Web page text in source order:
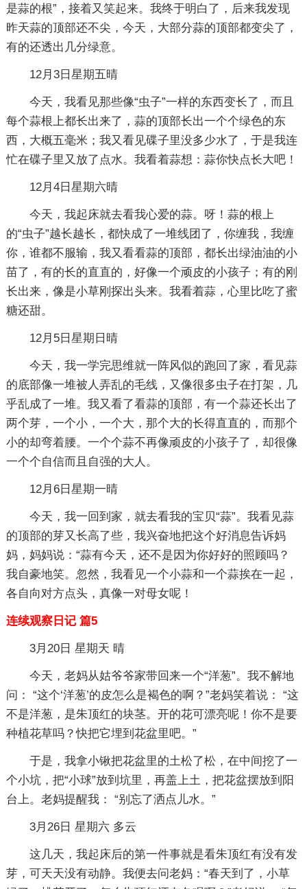
是蒜的根”，接着又笑起来。我终于明白了，后来我发现
昨天蒜的顶部还不尖，今天，大部分蒜的顶部都变尖了，
有的还透出几分绿意。
12月3日星期五晴
今天，我看见那些像“虫子”一样的东西变长了，而且
每个蒜根上都长出来了，蒜的顶部长出一个个绿色的东
西，大概五毫米；我又看见碟子里没多少水了，于是我连
忙在碟子里又放了点水。我看着蒜想：蒜你快点长大吧！
12月4日星期六晴
今天，我起床就去看我心爱的蒜。呀！蒜的根上
的“虫子”越长越长，都快成了一堆线团了，你缠我，我缠
你，谁都不服输，我又看看蒜的顶部，都长出绿油油的小
苗了，有的长的直直的，好像一个顽皮的小孩子；有的刚
长出来，像是小草刚探出头来。我看着蒜，心里比吃了蜜
糖还甜。
12月5日星期日晴
今天，我一学完思维就一阵风似的跑回了家，看见蒜
的底部像一堆被人弄乱的毛线，又像很多虫子在打架，几
乎乱成了一堆。我又看了看蒜的顶部，有一个蒜还长出了
两个芽，一个小，一个大，那个大的长得直直的，而那个
小的却弯着腰。一个个蒜不再像顽皮的小孩子了，却很像
一个个自信而且自强的大人。
12月6日星期一晴
今天，我一回到家，就去看我的宝贝“蒜”。我看见蒜
的顶部的芽又长高了些，我兴奋地把这个好消息告诉妈
妈，妈妈说：“蒜有今天，还不是因为你好好的照顾吗？
我自豪地笑。忽然，我看见一个小蒜和一个蒜挨在一起，
各自向对方点头，真像一对母女呢！
连续观察日记 篇5
3月20日 星期天 晴
今天，老妈从姑爷爷家带回来一个“洋葱”。我不解地
问： “这个‘洋葱’的皮怎么是褐色的啊？”老妈笑着说： “这
不是洋葱，是朱顶红的块茎。开的花可漂亮呢！你不是要
种植花草吗？快把它埋到花盆里吧。”
于是，我拿小锹把花盆里的土松了松，在中间挖了一
个小坑，把“小球”放到坑里，再盖上土，把花盆摆放到阳
台上。老妈提醒我： “别忘了洒点儿水。”
3月26日 星期六 多云
这几天，我起床后的第一件事就是看朱顶红有没有发
芽，可天天没有动静。我便去问老妈：“春天到了，小草